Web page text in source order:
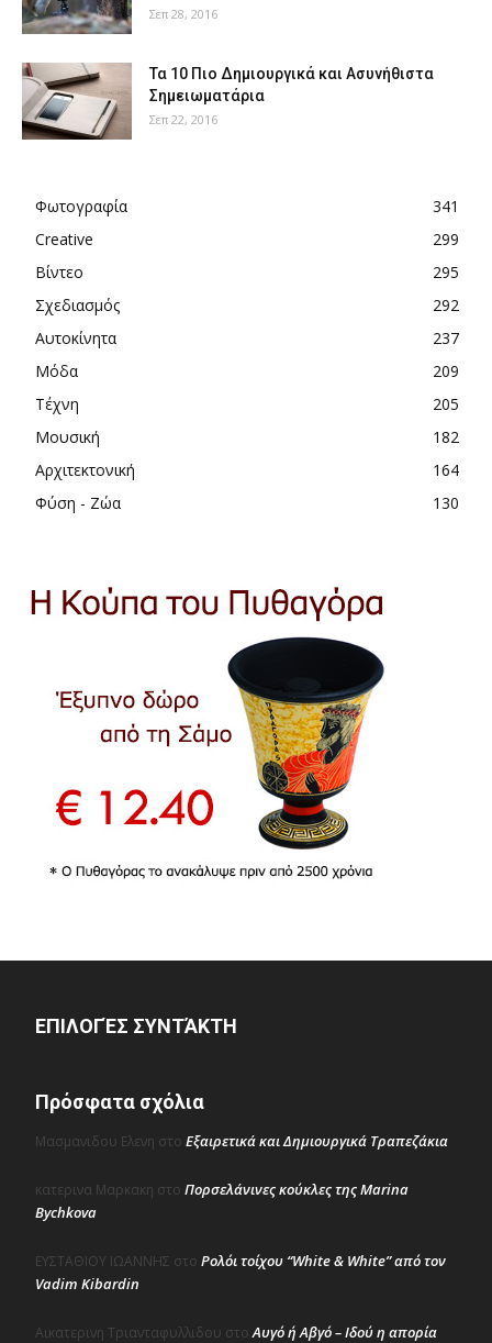
Σεπ 28, 2016
Τα 10 Πιο Δημιουργικά και Ασυνήθιστα
Σημειωματάρια
Σεπ 22, 2016
Φωτογραφία
341
Creative
299
Βίντεο
295
Σχεδιασμός
292
Αυτοκίνητα
237
Μόδα
209
Τέχνη
205
Μουσική
182
Αρχιτεκτονική
164
Φύση - Ζώα
130
ΕΠΙΛΟΓΈΣ ΣΥΝΤΆΚΤΗ
Πρόσφατα σχόλια
Μασμανιδου Ελενη στο Εξαιρετικά και Δημιουργικά Τραπεζάκια
κατερινα Μαρκακη στο Πορσελάνινες κούκλες της Marina
Bychkova
ΕΥΣΤΑΘΙΟΥ ΙΩΑΝΝΗΣ στο Ρολόι τοίχου “White & White” από τον
Vadim Kibardin
Αικατερινη Τριανταφυλλιδου στοΑυγό ή Αβγό – Ιδού η απορία